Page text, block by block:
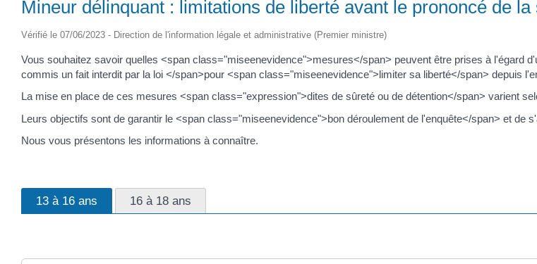
Mineur délinquant : limitations de liberté avant le prononcé de la
Vérifié le 07/06/2023 - Direction de l'information légale et administrative (Premier ministre)
Vous souhaitez savoir quelles <span class="miseenevidence">mesures</span> peuvent être prises à l'égard
commis un fait interdit par la loi </span>pour <span class="miseenevidence">limiter sa liberté</span> depuis
La mise en place de ces mesures <span class="expression">dites de sûreté ou de détention</span> varient
Leurs objectifs sont de garantir le <span class="miseenevidence">bon déroulement de l'enquête</span> et
Nous vous présentons les informations à connaître.
13 à 16 ans 16 à 18 ans